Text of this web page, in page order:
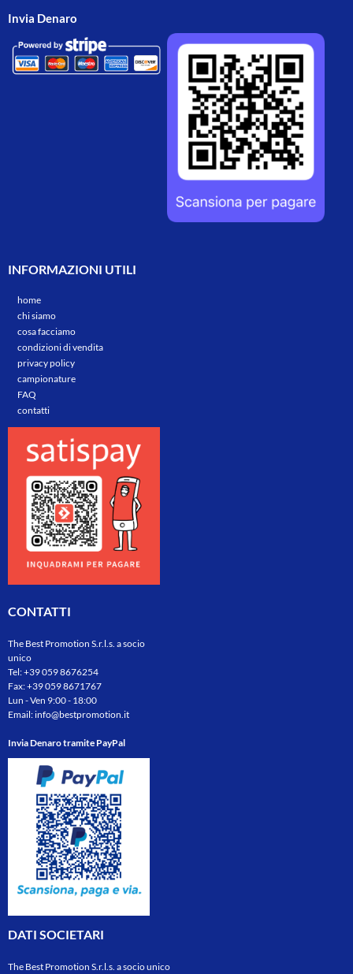
Invia Denaro
INFORMAZIONI UTILI
home
chi siamo
cosa facciamo
condizioni di vendita
privacy policy
campionature
FAQ
contatti
CONTATTI
The Best Promotion S.r.l.s. a socio
unico
Tel:+39 059 8676254
Fax: +39 059 8671767
Lun - Ven 9:00 - 18:00
Email:info@bestpromotion.it
Invia Denaro tramite PayPal
DATI SOCIETARI
The Best Promotion S.r.l.s. a socio unico